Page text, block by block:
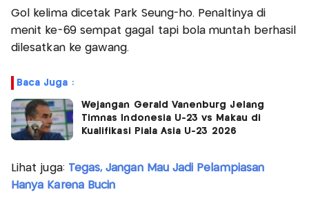
Gol kelima dicetak Park Seung-ho. Penaltinya di
menit ke-69 sempat gagal tapi bola muntah berhasil
dilesatkan ke gawang.
Baca Juga :
Wejangan Gerald Vanenburg Jelang
Timnas Indonesia U-23 vs Makau di
Kualifikasi Piala Asia U-23 2026
Lihat juga: Tegas, Jangan Mau Jadi Pelampiasan
Hanya Karena Bucin